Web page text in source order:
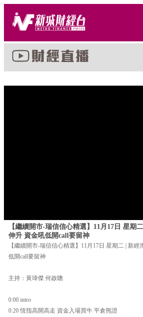
【繼續開市-瑞信信心精選】11月17日 星期
伸升 資金吼低開call要留神
【繼續開市-瑞信信心精選】11月17日 星期二 | 新
低開call要留神
主持：黃瑋傑 何啟聰
0:00 intro
0:20 恆指高開高走 資金入場買牛 平倉熊證